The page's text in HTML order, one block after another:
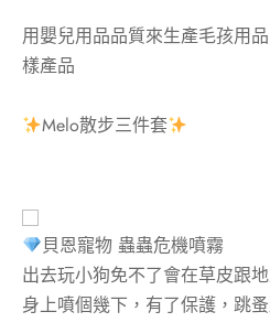
用嬰兒用品品質來生產毛孩用
樣產品
Melo散步三件套
貝恩寵物 蟲蟲危機噴霧
出去玩小狗免不了會在草皮跟
身上噴個幾下，有了保護，跳